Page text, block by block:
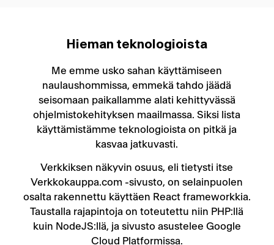
Hieman teknologioista
Me emme usko sahan käyttämiseen
naulaushommissa, emmekä tahdo jäädä
seisomaan paikallamme alati kehittyvässä
ohjelmistokehityksen maailmassa. Siksi lista
käyttämistämme teknologioista on pitkä ja
kasvaa jatkuvasti.
Verkkiksen näkyvin osuus, eli tietysti itse
Verkkokauppa.com -sivusto, on selainpuolen
osalta rakennettu käyttäen React frameworkkia.
Taustalla rajapintoja on toteutettu niin PHP:llä
kuin NodeJS:llä, ja sivusto asustelee Google
Cloud Platformissa.